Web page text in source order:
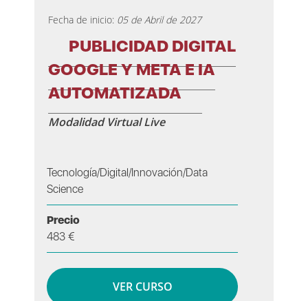
Fecha de inicio: 05 de Abril de 2027
PUBLICIDAD DIGITAL
GOOGLE Y META E IA
AUTOMATIZADA
Modalidad Virtual Live
Tecnología/Digital/Innovación/Data
Science
Precio
483 €
VER CURSO